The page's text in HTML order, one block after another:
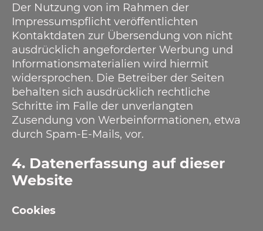
Der Nutzung von im Rahmen der
Impressumspflicht veröffentlichten
Kontaktdaten zur Übersendung von nicht
ausdrücklich angeforderter Werbung und
Informationsmaterialien wird hiermit
widersprochen. Die Betreiber der Seiten
behalten sich ausdrücklich rechtliche
Schritte im Falle der unverlangten
Zusendung von Werbeinformationen, etwa
durch Spam-E-Mails, vor.
4. Datenerfassung auf dieser
Website
Cookies